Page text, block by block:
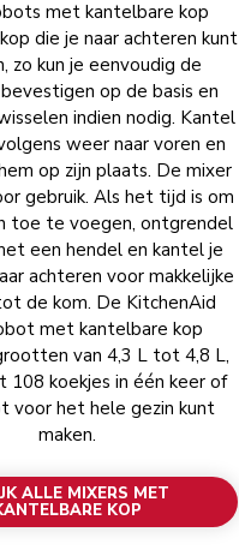
met kantelbare kop
die je naar achteren kunt
zo kun je eenvoudig de
op de basis en
indien nodig. Kantel
weer naar voren en
op zijn plaats. De mixer
gebruik. Als het tijd is om
toe te voegen, ontgrendel
een hendel en kantel je
achteren voor makkelijke
de kom. De KitchenAid
met kantelbare kop
van 4,3 L tot 4,8 L,
108 koekjes in één keer of
voor het hele gezin kunt
maken.
ALLE MIXERS MET
KOP